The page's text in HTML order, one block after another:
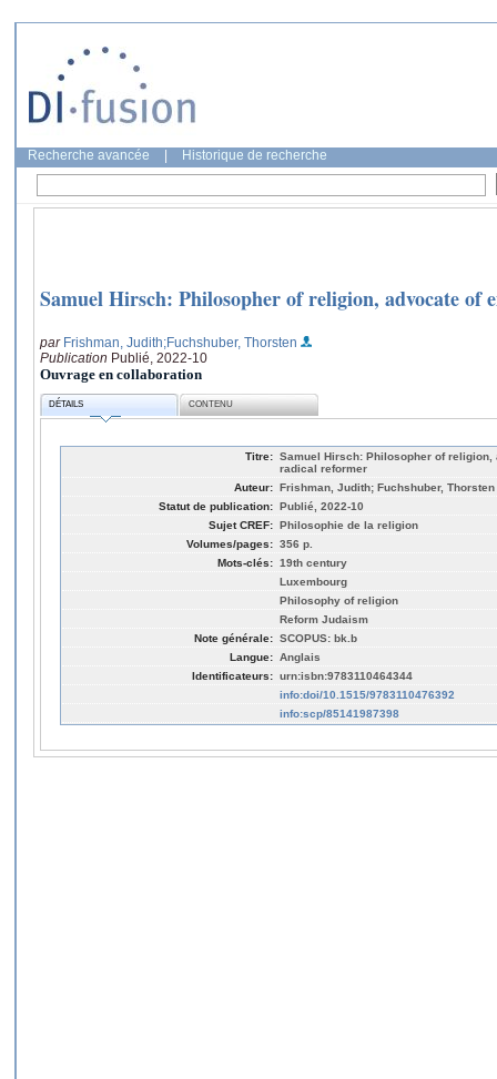
Recherche avancée Historique de recherche
Samuel Hirsch: Philosopher of religion, advocate of
par Frishman, Judith;Fuchshuber, Thorsten
Publication Publié, 2022-10
Ouvrage en collaboration
DÉTAILS CONTENU
Titre: Samuel Hirsch: Philosopher of religion,
radical reformer
Auteur: Frishman, Judith; Fuchshuber, Thorsten
Statut de publication: Publié, 2022-10
Sujet CREF: Philosophie de la religion
Volumes/pages: 356 p.
Mots-clés: 19th century
Luxembourg
Philosophy of religion
Reform Judaism
Note générale: SCOPUS: bk.b
Langue: Anglais
Identificateurs: urn:isbn:9783110464344
info:doi/10.1515/9783110476392
info:scp/85141987398